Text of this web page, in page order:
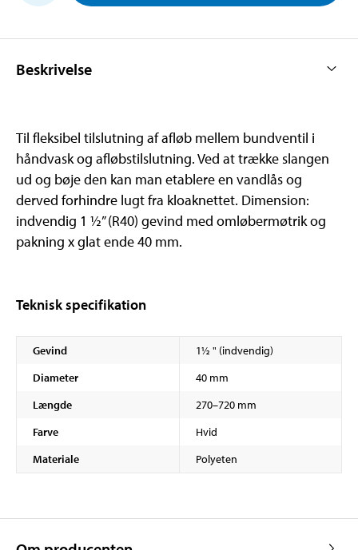
Beskrivelse
Til fleksibel tilslutning af afløb mellem bundventil i
håndvask og afløbstilslutning. Ved at trække slangen
ud og bøje den kan man etablere en vandlås og
derved forhindre lugt fra kloaknettet. Dimension:
indvendig 1 ½” (R40) gevind med omløbermøtrik og
pakning x glat ende 40 mm.
Teknisk specifikation
Gevind
1½ " (indvendig)
Diameter
40 mm
Længde
270–720 mm
Farve
Hvid
Materiale
Polyeten